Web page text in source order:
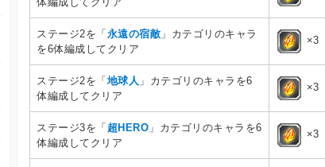
ステージ2を「 永遠の宿敵 」カテゴリのキャラ
を6体編成してクリア
×3
ステージ2を「 地球人 」カテゴリのキャラを6
体編成してクリア
×3
ステージ3を「 超HERO 」カテゴリのキャラを6
体編成してクリア
×3